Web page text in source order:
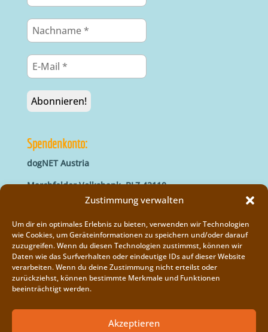
Zustimmung verwalten
Um dir ein optimales Erlebnis zu bieten, verwenden wir Technologien
wie Cookies, um Geräteinformationen zu speichern und/oder darauf
zuzugreifen. Wenn du diesen Technologien zustimmst, können wir
Daten wie das Surfverhalten oder eindeutige IDs auf dieser Website
verarbeiten. Wenn du deine Zustimmung nicht erteilst oder
zurückziehst, können bestimmte Merkmale und Funktionen
beeinträchtigt werden.
Akzeptieren
Spendenkonto:
dogNET Austria
Marchfelder Volksbank, BLZ 42110
IBAN: AT66 4211 0421 5000 0000
Cookie-Richtlinie (EU)